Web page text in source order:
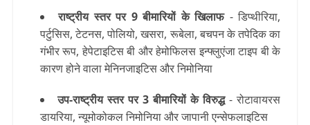
राष्ट्रीय स्तर पर 9 बीमारियों के खिलाफ- डिप्थीरिया,
पर्टुसिस, टेटनस, पोलियो, खसरा, रूबेला, बचपन के तपेदिक का
गंभीर रूप, हेपेटाइटिस बी और हेमोफिलस इन्फ्लुएंजा टाइप बी के
कारण होने वाला मेनिनजाइटिस और निमोनिया
उप-राष्ट्रीय स्तर पर 3 बीमारियों के विरुद्ध- रोटावायरस
डायरिया, न्यूमोकोकल निमोनिया और जापानी एन्सेफलाइटिस